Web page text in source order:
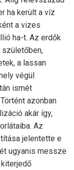
ha került a víz
a vizes
ha-t. Az erdők
a lassan
végül
ismét
azonban
akár így,
Az
jelentette e
ugyanis messze